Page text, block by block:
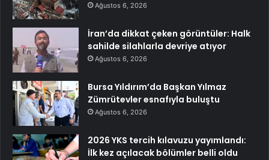
Ağustos 6, 2026
İran’da dikkat çeken görüntüler: Halk
sahilde silahlarla devriye atıyor
Ağustos 6, 2026
Bursa Yıldırım’da Başkan Yılmaz
Zümrütevler esnafıyla buluştu
Ağustos 6, 2026
2026 YKS tercih kılavuzu yayımlandı:
İlk kez açılacak bölümler belli oldu